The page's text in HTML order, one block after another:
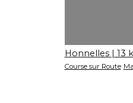
Honnelles | 13
Course sur Route